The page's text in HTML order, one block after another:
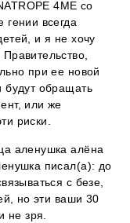
4ME со
гении всегда
и я не хочу
при ее новой
будут обращать
или же
риски.
аленушка алёна
писал(а): до
с безе,
но эти ваши 30
не зря.